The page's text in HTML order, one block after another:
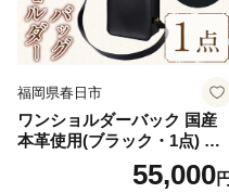
福岡県春日市
ワンショルダーバック 国産
本革使用(ブラック・1点) 鞄
バック バッグ カバン レザー
国産 日本製 牛革 黒 革 革製
55,000円